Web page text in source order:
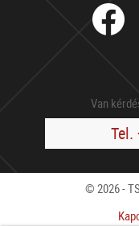
Van
Tel.
© 2026 -